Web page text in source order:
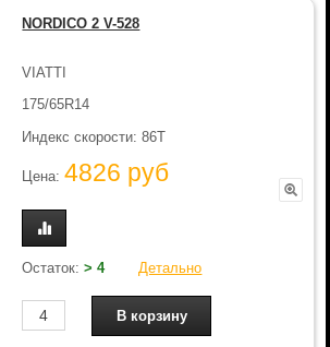
NORDICO 2 V-528
VIATTI
175/65R14
Индекс скорости: 86T
Цена:4826 руб
Остаток:> 4 Детально